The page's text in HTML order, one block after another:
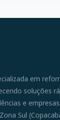
em
soluções
e empresas.
Sul